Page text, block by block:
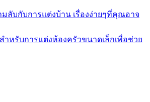
มลับกับการแต่งบ้าน เรื่องง่ายๆที่คุณอาจ
ำหรับการแต่งห้องครัวขนาดเล็กเพื่อช่วย